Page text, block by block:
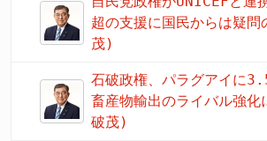
超の支援に国民からは疑
茂)
石破政権、パラグアイに
畜産物輸出のライバル強
破茂)